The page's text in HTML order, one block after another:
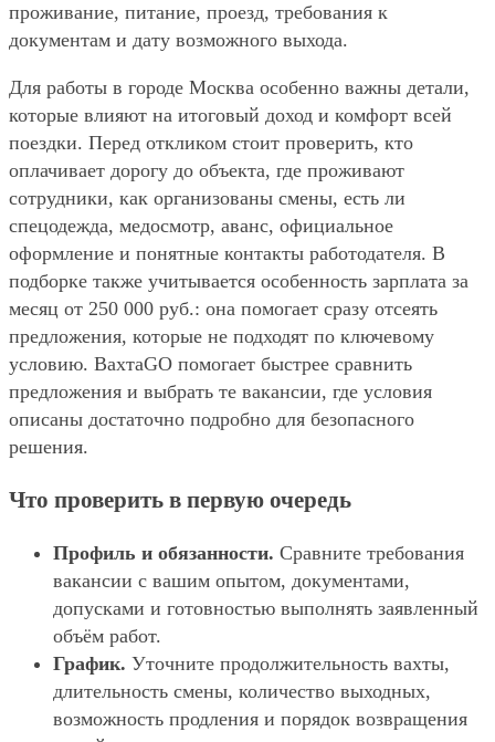
проживание, питание, проезд, требования к
документам и дату возможного выхода.
Для работы в городе Москва особенно важны детали,
которые влияют на итоговый доход и комфорт всей
поездки. Перед откликом стоит проверить, кто
оплачивает дорогу до объекта, где проживают
сотрудники, как организованы смены, есть ли
спецодежда, медосмотр, аванс, официальное
оформление и понятные контакты работодателя. В
подборке также учитывается особенность зарплата за
месяц от 250 000 руб.: она помогает сразу отсеять
предложения, которые не подходят по ключевому
условию. ВахтаGO помогает быстрее сравнить
предложения и выбрать те вакансии, где условия
описаны достаточно подробно для безопасного
решения.
Что проверить в первую очередь
Профиль и обязанности. Сравните требования
вакансии с вашим опытом, документами,
допусками и готовностью выполнять заявленный
объём работ.
График. Уточните продолжительность вахты,
длительность смены, количество выходных,
возможность продления и порядок возвращения